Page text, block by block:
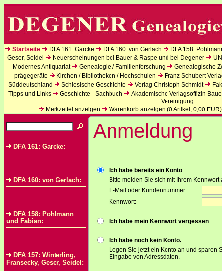
Startseite DFA 161: Garcke DFA 160: von Gerlach
DFA 158:
Geser, Seidel
Neuerscheinungen bei Bauer & Raspe und bei Degener
Modernes Antiquariat
Genealogie / Familienforschung
Genealogische
prägegeräte
Kirchen / Bibliotheken / Hochschulen
Franz Schubert
Süddeutschland
Schlesische Geschichte Verlag Christoph Schmidt
Tipps und Links
Geschichte - Sachbuch
Akademische Verlagsoffizin
Vereinigung
Merkzettel anzeigen
Warenkorb anzeigen (0Artikel, 0,00 EUR)
DFA 161: Garcke:
DFA 160: von Gerlach:
DFA 158: Pohlmann
und Fabian:
DFA 157: Winterling,
Fransecky, Geser, Seidel:
Anmeldung
Ich habe bereits ein Konto
Bitte melden Sie sich mit Ihrem Kennwort
E-Mail oder Kundennummer:
Kennwort:
Ich habe mein Kennwort vergessen
Ich habe noch kein Konto.
Legen Sie jetzt ein Konto an und sparen
Eingabe von Adressdaten.